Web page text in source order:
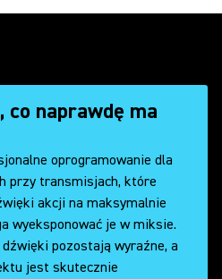
co naprawdę ma
oprogramowanie dla
przy transmisjach, które
akcji na maksymalnie
wyeksponować je w miksie.
pozostają wyraźne, a
jest skutecznie